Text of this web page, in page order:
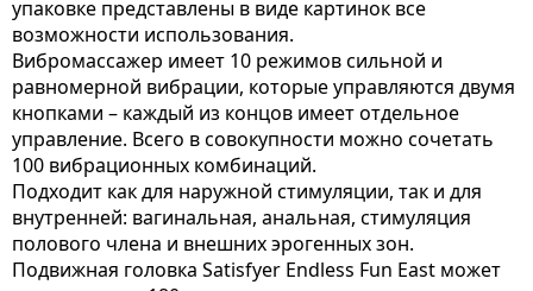
упаковке представлены в виде картинок все
возможности использования.
Вибромассажер имеет 10 режимов сильной и
равномерной вибрации, которые управляются двумя
кнопками – каждый из концов имеет отдельное
управление. Всего в совокупности можно сочетать
100 вибрационных комбинаций.
Подходит как для наружной стимуляции, так и для
внутренней: вагинальная, анальная, стимуляция
полового члена и внешних эрогенных зон.
Подвижная головка Satisfyer Endless Fun East может